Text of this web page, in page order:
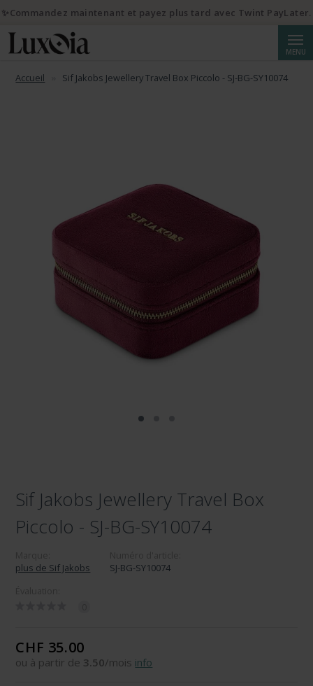
MENU
Accueil Sif Jakobs Jewellery Travel Box Piccolo - SJ-BG-SY10074
Sif Jakobs Jewellery Travel Box
Piccolo - SJ-BG-SY10074
plus de Sif Jakobs
SJ-BG-SY10074
CHF 35.00
ou à partir de 3.50/mois info
✨Commandez maintenant et payez plus tard avec Twint PayLater.